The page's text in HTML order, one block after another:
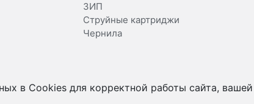
ЗИП
Струйные картриджи
Чернила
в Cookies для корректной работы сайта,